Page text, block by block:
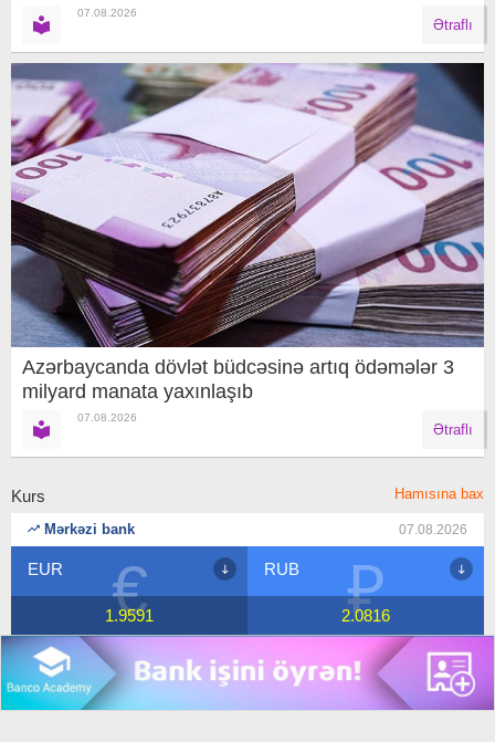
07.08.2026
Ətraflı
Azərbaycanda dövlət büdcəsinə artıq ödəmələr 3
milyard manata yaxınlaşıb
07.08.2026
Ətraflı
Kurs Hamısına bax
Mərkəzi bank 07.08.2026
€
EUR
1.9591 ₽
RUB
2.0816